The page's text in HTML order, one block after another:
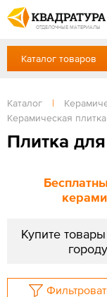
ОТДЕЛОЧНЫЕ МАТЕРИАЛЫ
Скидки
Акции
Готовые решения
Доставка и оплата
Отзывы
+7 (861) 212-10-58
Сб, Вс — выходной
ЗАКАЗАТЬ ЗВОНОК
Вход /
Каталог товаров
Каталог |
Керамическая плитка
Плитка
Купите